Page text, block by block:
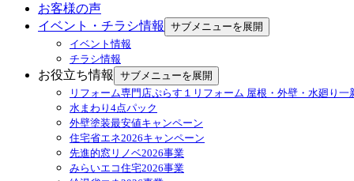
お客様の声
イベント・チラシ情報
サブメニューを展開
イベント情報
チラシ情報
お役立ち情報
サブメニューを展開
リフォーム専門店ぷらす１リフォーム 屋根・外壁・水廻り一
水まわり4点パック
外壁塗装最安値キャンペーン
住宅省エネ2026キャンペーン
先進的窓リノベ2026事業
みらいエコ住宅2026事業